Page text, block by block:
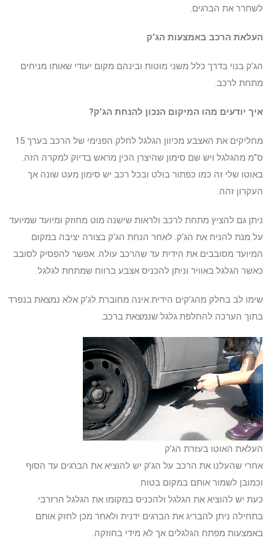
לשחרר את הברגים.
העלאת הרכב באמצעות הג’ק
הג’ק בנוי בדרך כלל משני מוטות ובינהם מקום יעודי שאותו מניחים
מתחת לרכב.
איך יודעים מהו המיקום הנכון להנחת הג’ק?
מחליקים את האצבע מכיוון הגלגל לחלק הפנימי של הרכב בערך 15
ס”מ מהגלגל ויש שם סימון שהיצרן הכין מראש בדיוק למקרה הזה.
באוטו שלי זה כמו כפתור בולט ובכל רכב יש סימון מעט שונה אך
העקרון זהה.
ניתן גם להציץ מתחת לרכב ולראות שישנה מוט מחוזק ומיועד שמיועד
על מנת להניח את הג’ק. לאחר הנחת הג’ק בצורה יציבה במקום
המיועד מסובבים את הידית עד שהרכב עולה. אפשר להפסיק לסובב
כאשר הגלגל באוויר וניתן להכניס אצבע ברווח שמתחת לגלגל.
שימו לב בחלק מהג’קים הידית אינה מחוברת לג’ק אלא נמצאת בנפרד
בתוך הערכה להחלפת גלגל שנמצאת ברכב.
העלאת האוטו בעזרת הג’ק
אחרי שהעלנו את הרכב על הג’ק יש להוציא את הברגים עד הסוף
וכמובן לשמור אותם במקום בטוח.
כעת יש להוציא את הגלגל ולהכניס במקומו את הגלגל הרזרבי.
בתחילה ניתן להבריג את הברגים ידנית ולאחר מכן לחזק אותם
באמצעות מפתח הגלגלים אך לא מידי בחוזקה.